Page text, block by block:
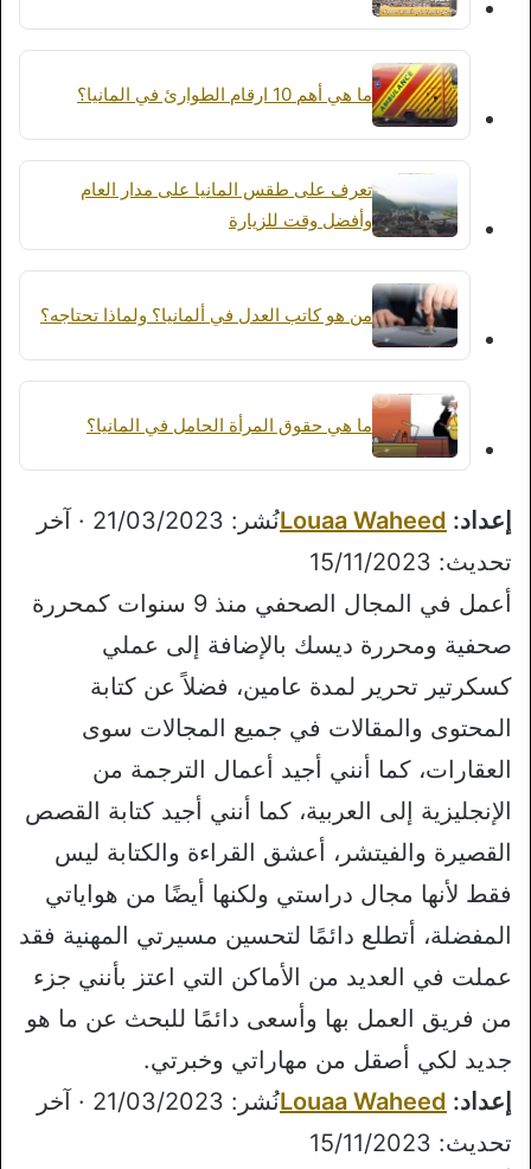
ما هي أهم 10 ارقام الطوارئ في المانيا؟
تعرف على طقس المانيا على مدار العام
وأفضل وقت للزيارة
من هو كاتب العدل في ألمانيا؟ ولماذا تحتاجه؟
ما هي حقوق المرأة الحامل في المانيا؟
إعداد: Louaa Waheed
نُشر: 21/03/2023 · آخر
تحديث: 15/11/2023
أعمل في المجال الصحفي منذ 9 سنوات كمحررة
صحفية ومحررة ديسك بالإضافة إلى عملي
كسكرتير تحرير لمدة عامين، فضلاً عن كتابة
المحتوى والمقالات في جميع المجالات سوى
العقارات، كما أنني أجيد أعمال الترجمة من
الإنجليزية إلى العربية، كما أنني أجيد كتابة القصص
القصيرة والفيتشر، أعشق القراءة والكتابة ليس
فقط لأنها مجال دراستي ولكنها أيضًا من هواياتي
المفضلة، أتطلع دائمًا لتحسين مسيرتي المهنية فقد
عملت في العديد من الأماكن التي اعتز بأنني جزء
من فريق العمل بها وأسعى دائمًا للبحث عن ما هو
جديد لكي أصقل من مهاراتي وخبرتي.
إعداد: Louaa Waheed
نُشر: 21/03/2023 · آخر
تحديث: 15/11/2023